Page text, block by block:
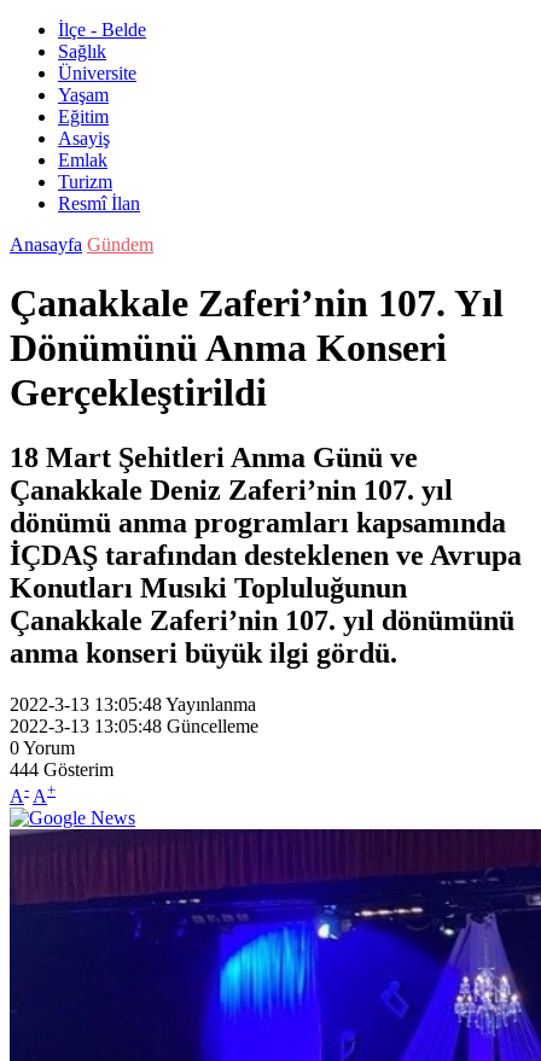
İlçe - Belde
Sağlık
Üniversite
Yaşam
Eğitim
Asayiş
Emlak
Turizm
Resmî İlan
Anasayfa Gündem
Çanakkale Zaferi’nin 107. Yıl
Dönümünü Anma Konseri
Gerçekleştirildi
18 Mart Şehitleri Anma Günü ve
Çanakkale Deniz Zaferi’nin 107. yıl
dönümü anma programları kapsamında
İÇDAŞ tarafından desteklenen ve Avrupa
Konutları Musıki Topluluğunun
Çanakkale Zaferi’nin 107. yıl dönümünü
anma konseri büyük ilgi gördü.
2022-3-13 13:05:48Yayınlanma
2022-3-13 13:05:48 Güncelleme
0Yorum
444 Gösterim
A- A+